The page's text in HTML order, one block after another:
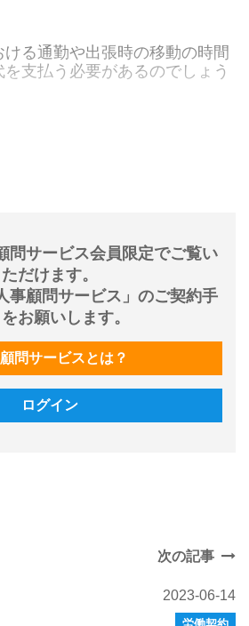
ける通勤や出張時の移動の時間
支払う必要があるのでしょう
問サービス会員限定でご覧い
ただけます。
事顧問サービス」のご契約手
お願いします。
問サービスとは？
ログイン
次の記事
2023-06-14